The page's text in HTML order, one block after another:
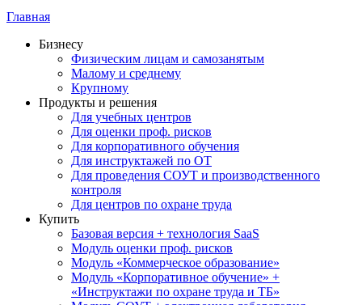
Главная
Бизнесу
Физическим лицам и самозанятым
Малому и среднему
Крупному
Продукты и решения
Для учебных центров
Для оценки проф. рисков
Для корпоративного обучения
Для инструктажей по ОТ
Для проведения СОУТ и производственного
контроля
Для центров по охране труда
Купить
Базовая версия + технология SaaS
Модуль оценки проф. рисков
Модуль «Коммерческое образование»
Модуль «Корпоративное обучение» +
«Инструктажи по охране труда и ТБ»